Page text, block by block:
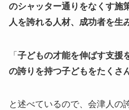
のシャッター通りをなくす施
人を誇れる人材、成功者を生
「 子どもの才能を伸ばす支援
の誇りを持つ子どもをたくさ
と述べているので、会津人の